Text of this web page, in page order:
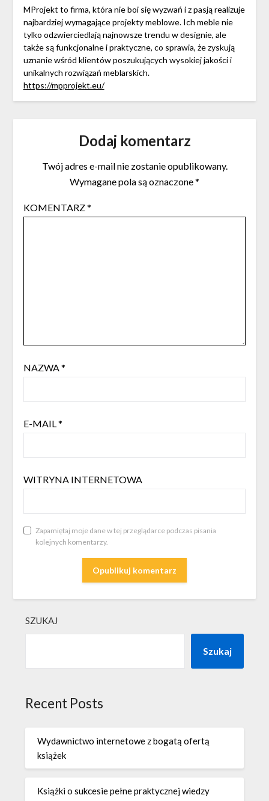
MProjekt to firma, która nie boi się wyzwań i z pasją realizuje
najbardziej wymagające projekty meblowe. Ich meble nie
tylko odzwierciedlają najnowsze trendu w designie, ale
także są funkcjonalne i praktyczne, co sprawia, że zyskują
uznanie wśród klientów poszukujących wysokiej jakości i
unikalnych rozwiązań meblarskich.
https://mpprojekt.eu/
Dodaj komentarz
Twój adres e-mail nie zostanie opublikowany.
Wymagane pola są oznaczone*
KOMENTARZ*
NAZWA*
E-MAIL*
WITRYNA INTERNETOWA
Zapamiętaj moje dane w tej przeglądarce podczas pisania
kolejnych komentarzy.
SZUKAJ
Szukaj
Recent Posts
Wydawnictwo internetowe z bogatą ofertą
książek
Książki o sukcesie pełne praktycznej wiedzy